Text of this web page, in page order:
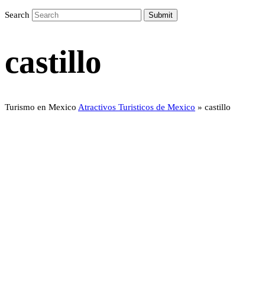
Search Submit
castillo
Turismo en Mexico Atractivos Turisticos de Mexico » castillo